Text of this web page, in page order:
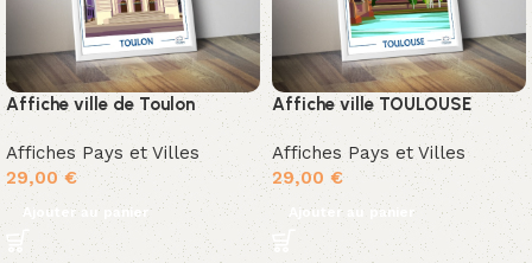
Affiche ville de Toulon
Affiches Pays et Villes
29,00€
Ajouter au panier
Affiche ville TOULOUSE
Affiches Pays et Villes
29,00 €
Ajouter au panier